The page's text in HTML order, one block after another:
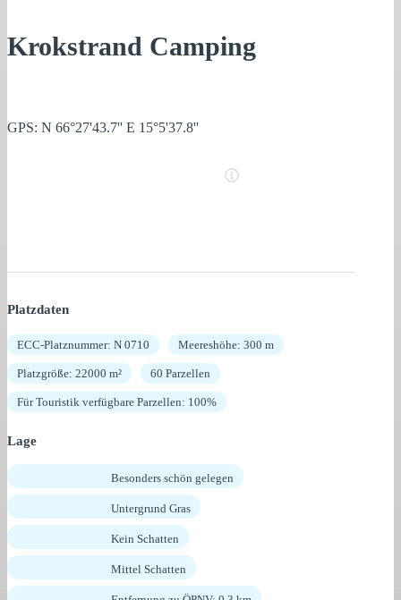
Krokstrand Camping
GPS: N 66°27'43.7'' E 15°5'37.8''
Platzdaten
ECC-Platznummer: N 0710 Meereshöhe: 300 m
Platzgröße: 22000 m² 60 Parzellen
Für Touristik verfügbare Parzellen: 100%
Lage
Besonders schön gelegen
Untergrund Gras
Kein Schatten
Mittel Schatten